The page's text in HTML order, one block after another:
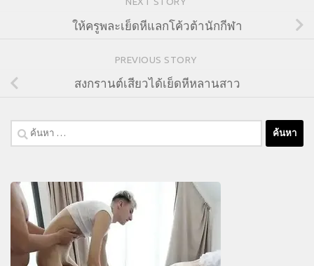
ให้ครูพละเย็ดหีแลกโค้วต้านักกีฬา
PREVIOUS STORY
สงกรานต์เสียวได้เย็ดหีหลานสาว
ค้นหา
สำหรับ: